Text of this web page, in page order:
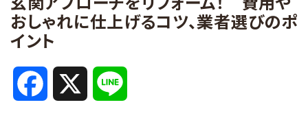
おしゃれに仕上げるコツ、業者選びのポ
イント